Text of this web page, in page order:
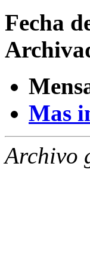
Fecha
Mas
Archivo